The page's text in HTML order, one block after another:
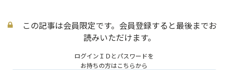
この記事は会員限定です。会員登録すると最後までお
読みいただけます。
ログインＩＤとパスワードを
お持ちの方はこちらから